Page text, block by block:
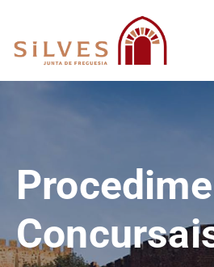
Assembleia
de
Freguesia
Projetos